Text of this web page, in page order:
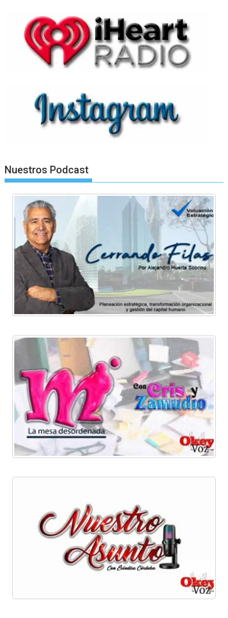
Nuestros Podcast